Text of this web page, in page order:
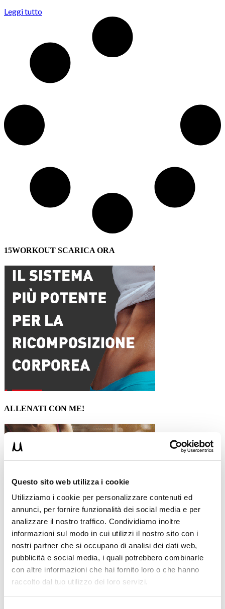
Questo sito web utilizza i cookie
Utilizziamo i cookie per personalizzare contenuti ed
annunci, per fornire funzionalità dei social media e per
analizzare il nostro traffico. Condividiamo inoltre
informazioni sul modo in cui utilizzi il nostro sito con i
nostri partner che si occupano di analisi dei dati web,
pubblicità e social media, i quali potrebbero combinarle
con altre informazioni che hai fornito loro o che hanno
raccolto dal tuo utilizzo dei loro servizi.
Leggi tutto
15WORKOUT SCARICA ORA
ALLENATI CON ME!
15WORKOUT(22)